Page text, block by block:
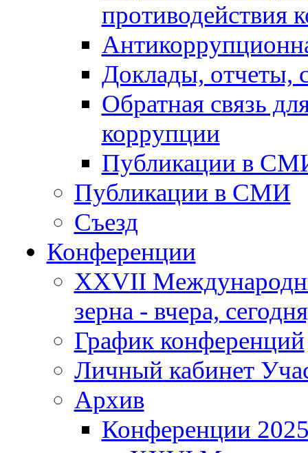
противодействия
Доклады, отчеты,
Обратная связь
коррупции
Публикации в
Публикации в СМИ
Съезд
Конференции
XXVII
зерна - вчера,
График конференций
Личный кабинет
Архив
Конференции